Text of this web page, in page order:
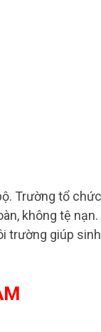
Trường tổ chức
không tệ nạn.
trường giúp sinh